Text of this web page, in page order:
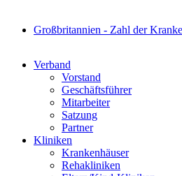
Großbritannien - Zahl der
Verband
Vorstand
Geschäftsführer
Mitarbeiter
Satzung
Partner
Kliniken
Krankenhäuser
Rehakliniken